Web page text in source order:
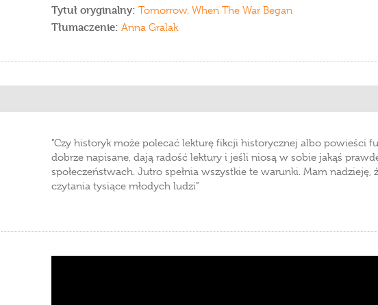
Tytuł oryginalny: Tomorrow, When The War Began
Tłumaczenie: Anna Gralak
”Czy historyk może polecać lekturę fikcji historycznej albo powieści
dobrze napisane, dają radość lektury i jeśli niosą w sobie jakąś
społeczeństwach. Jutro spełnia wszystkie te warunki. Mam nadzieję,
czytania tysiące młodych ludzi”